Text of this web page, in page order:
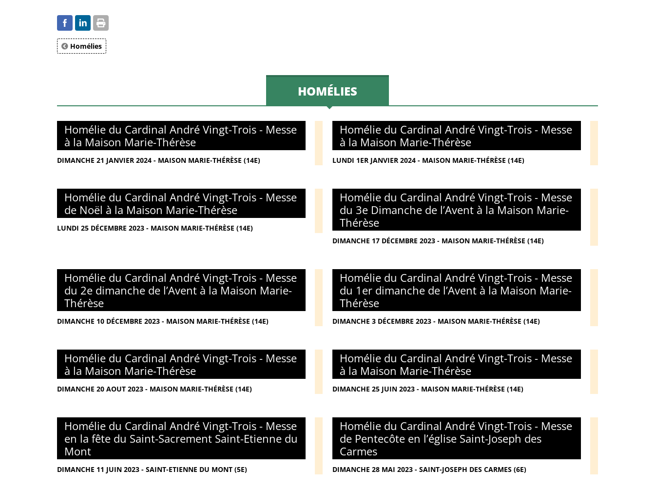
Homélies
HOMÉLIES
Homélie du Cardinal André Vingt-Trois - Messe
à la Maison Marie-Thérèse
DIMANCHE 21 JANVIER 2024 - MAISON MARIE-THÉRÈSE (14E)
Homélie du Cardinal André Vingt-Trois - Messe
à la Maison Marie-Thérèse
LUNDI 1ER JANVIER 2024 - MAISON MARIE-THÉRÈSE (14E)
Homélie du Cardinal André Vingt-Trois - Messe
de Noël à la Maison Marie-Thérèse
LUNDI 25 DÉCEMBRE 2023 - MAISON MARIE-THÉRÈSE (14E)
Homélie du Cardinal André Vingt-Trois - Messe
du 3e Dimanche de l’Avent à la Maison Marie-
Thérèse
DIMANCHE 17 DÉCEMBRE 2023 - MAISON MARIE-THÉRÈSE (14E)
Homélie du Cardinal André Vingt-Trois - Messe
du 2e dimanche de l’Avent à la Maison Marie-
Thérèse
DIMANCHE 10 DÉCEMBRE 2023 - MAISON MARIE-THÉRÈSE (14E)
Homélie du Cardinal André Vingt-Trois - Messe
du 1er dimanche de l’Avent à la Maison Marie-
Thérèse
DIMANCHE 3 DÉCEMBRE 2023 - MAISON MARIE-THÉRÈSE (14E)
Homélie du Cardinal André Vingt-Trois - Messe
à la Maison Marie-Thérèse
DIMANCHE 20 AOUT 2023 - MAISON MARIE-THÉRÈSE (14E)
Homélie du Cardinal André Vingt-Trois - Messe
à la Maison Marie-Thérèse
DIMANCHE 25 JUIN 2023 - MAISON MARIE-THÉRÈSE (14E)
Homélie du Cardinal André Vingt-Trois - Messe
en la fête du Saint-Sacrement Saint-Etienne du
Mont
DIMANCHE 11 JUIN 2023 - SAINT-ETIENNE DU MONT (5E)
Homélie du Cardinal André Vingt-Trois - Messe
de Pentecôte en l’église Saint-Joseph des
Carmes
DIMANCHE 28 MAI 2023 - SAINT-JOSEPH DES CARMES (6E)